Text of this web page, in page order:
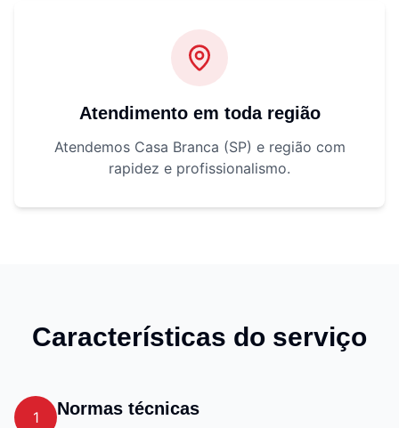
Atendimento em toda região
Atendemos Casa Branca (SP) e região com
rapidez e profissionalismo.
Características do serviço
1 Normas técnicas